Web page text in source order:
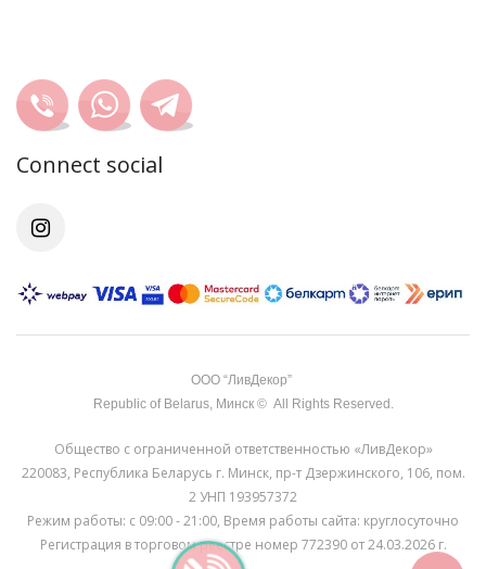
Connect social
OOO “ЛивДекор”
Republic of Belarus, Минск © All Rights Reserved.
Общество с ограниченной ответственностью «ЛивДекор»
220083, Республика Беларусь г. Минск, пр-т Дзержинского, 106, пом.
2 УНП 193957372
Режим работы: с 09:00 - 21:00, Время работы сайта: круглосуточно
Регистрация в торговом реестре номер 772390 от 24.03.2026 г.